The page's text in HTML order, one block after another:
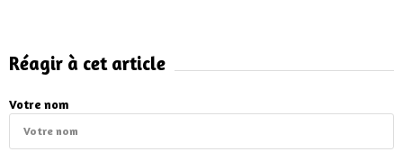
Réagir à cet article
Votre nom